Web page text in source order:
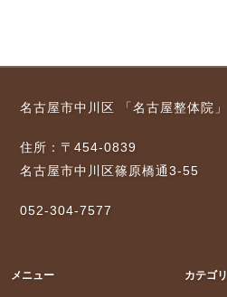
名古屋市中川区 「名古屋整体院」
住所：〒454-0839
名古屋市中川区篠原橋通3-55
052-304-7577
メニュー カテゴリ